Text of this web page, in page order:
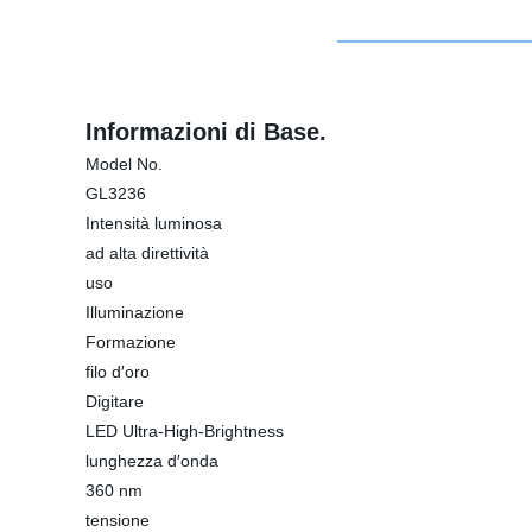
Informazioni di Base.
Model No.
GL3236
Intensità luminosa
ad alta direttività
uso
Illuminazione
Formazione
filo d′oro
Digitare
LED Ultra-High-Brightness
lunghezza d′onda
360 nm
tensione